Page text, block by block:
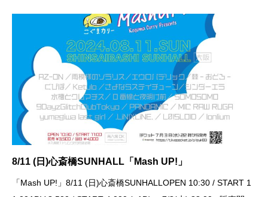
8/11 (日)心斎橋SUNHALL「Mash UP!」
「Mash UP!」8/11 (日)心斎橋SUNHALLOPEN 10:30 / START 1